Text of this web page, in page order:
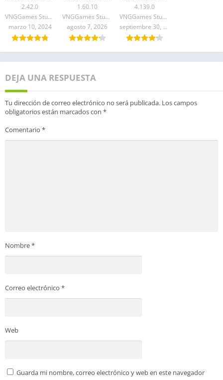
2.42.0
VNGGames Studios
marzo 10, 2024
1.60.10
VNGGames Studios
agosto 7, 2026
4.139.0
VNGGames Studios
septiembre 30, 2024
DEJA UNA RESPUESTA
Tu dirección de correo electrónico no será publicada. Los campos
obligatorios están marcados con *
Comentario *
Nombre*
Correo electrónico *
Web
Guarda mi nombre, correo electrónico y web en este navegador